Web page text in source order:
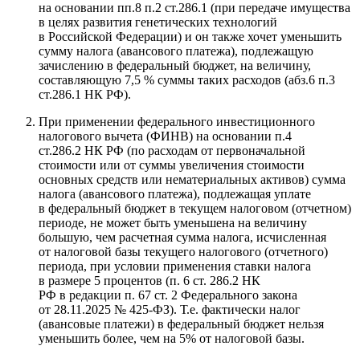
на основании пп.8 п.2 ст.286.1 (при передаче имущества
в целях развития генетических технологий
в Российской Федерации) и он также хочет уменьшить
сумму налога (авансового платежа), подлежащую
зачислению в федеральный бюджет, на величину,
составляющую 7,5 % суммы таких расходов (абз.6 п.3
ст.286.1 НК РФ).
При применении федерального инвестиционного
налогового вычета (ФИНВ) на основании п.4
ст.286.2 НК РФ (по расходам от первоначальной
стоимости или от суммы увеличения стоимости
основных средств или нематериальных активов) сумма
налога (авансового платежа), подлежащая уплате
в федеральный бюджет в текущем налоговом (отчетном)
периоде, не может быть уменьшена на величину
большую, чем расчетная сумма налога, исчисленная
от налоговой базы текущего налогового (отчетного)
периода, при условии применения ставки налога
в размере 5 процентов (п. 6 ст. 286.2 НК
РФ в редакции п. 67 ст. 2 Федерального закона
от 28.11.2025 № 425-ФЗ). Т.е. фактически налог
(авансовые платежи) в федеральный бюджет нельзя
уменьшить более, чем на 5% от налоговой базы.